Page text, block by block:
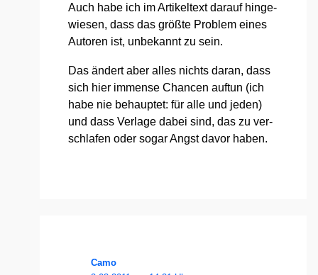
Auch habe ich im Arti­kel­text dar­auf hin­ge­
wie­sen, dass das größ­te Pro­blem eines
Autoren ist, unbe­kannt zu sein.
Das ändert aber alles nichts dar­an, dass
sich hier immense Chan­cen auf­tun (ich
habe nie behaup­tet: für alle und jeden)
und dass Ver­la­ge dabei sind, das zu ver­
schla­fen oder sogar Angst davor haben.
Camo